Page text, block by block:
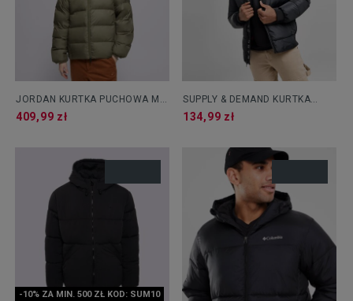
JORDAN KURTKA PUCHOWA M J
BRKLN PUFFER JKT
409,99 zł
SUPPLY & DEMAND KURTKA
CRUX JKT
134,99 zł
-10% ZA MIN. 500 ZŁ KOD: SUM10